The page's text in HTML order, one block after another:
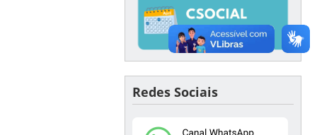
Redes Sociais